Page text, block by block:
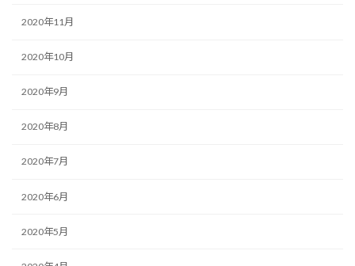
2020年11月
2020年10月
2020年9月
2020年8月
2020年7月
2020年6月
2020年5月